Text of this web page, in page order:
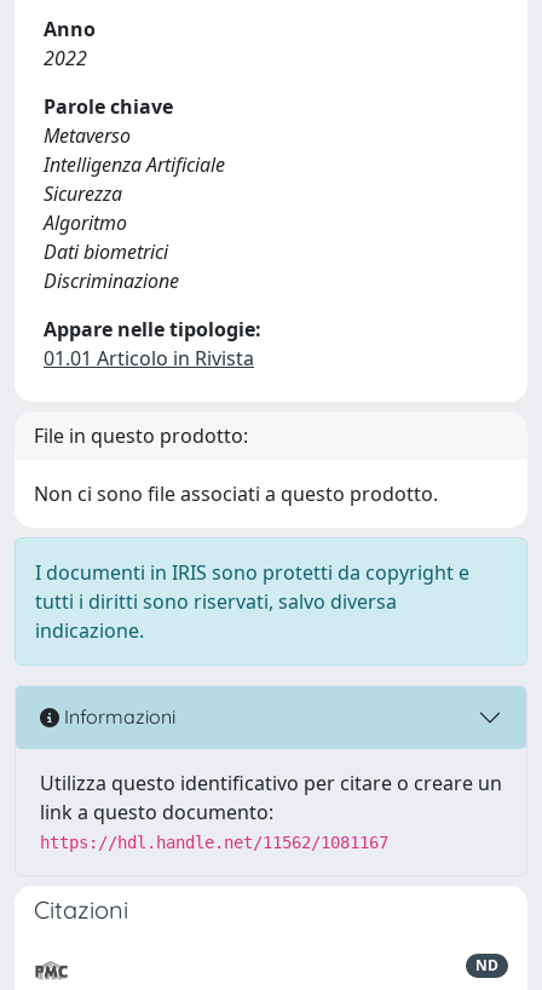
Anno
2022
Parole chiave
Metaverso
Intelligenza Artificiale
Sicurezza
Algoritmo
Dati biometrici
Discriminazione
Appare nelle tipologie:
01.01 Articolo in Rivista
File in questo prodotto:
Non ci sono file associati a questo prodotto.
I documenti in IRIS sono protetti da copyright e
tutti i diritti sono riservati, salvo diversa
indicazione.
Informazioni
Utilizza questo identificativo per citare o creare un
link a questo documento:
https://hdl.handle.net/11562/1081167
Citazioni
ND